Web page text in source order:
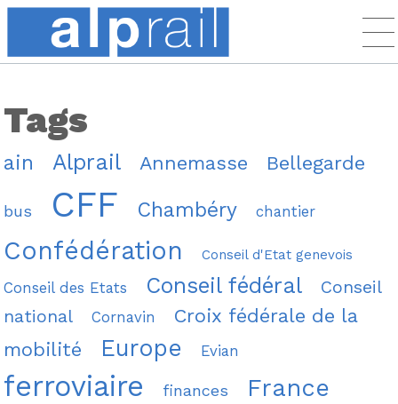
Tags
ain Alprail Annemasse Bellegarde
bus CFF Chambéry chantier
Confédération Conseil d'Etat genevois
Conseil des Etats Conseil fédéral
Conseil
national
Cornavin
Croix fédérale de la
mobilité
Europe Evian
ferroviaire finances France